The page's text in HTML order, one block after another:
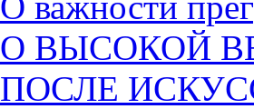
О ВЫСОКОЙ
ПОСЛЕ